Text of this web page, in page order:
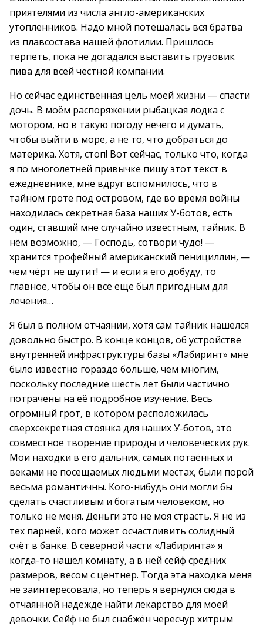
приятелями из числа англо-американских
утопленников. Надо мной потешалась вся братва
из плавсостава нашей флотилии. Пришлось
терпеть, пока не догадался выставить грузовик
пива для всей честной компании.
Но сейчас единственная цель моей жизни — спасти
дочь. В моём распоряжении рыбацкая лодка с
мотором, но в такую погоду нечего и думать,
чтобы выйти в море, а не то, что добраться до
материка. Хотя, стоп! Вот сейчас, только что, когда
я по многолетней привычке пишу этот текст в
ежедневнике, мне вдруг вспомнилось, что в
тайном гроте под островом, где во время войны
находилась секретная база наших У-ботов, есть
один, ставший мне случайно известным, тайник. В
нём возможно, — Господь, сотвори чудо! —
хранится трофейный американский пенициллин, —
чем чёрт не шутит! — и если я его добуду, то
главное, чтобы он всё ещё был пригодным для
лечения…
Я был в полном отчаянии, хотя сам тайник нашёлся
довольно быстро. В конце концов, об устройстве
внутренней инфраструктуры базы «Лабиринт» мне
было известно гораздо больше, чем многим,
поскольку последние шесть лет были частично
потрачены на её подробное изучение. Весь
огромный грот, в котором расположилась
сверхсекретная стоянка для наших У-ботов, это
совместное творение природы и человеческих рук.
Мои находки в его дальних, самых потаённых и
веками не посещаемых людьми местах, были порой
весьма романтичны. Кого-нибудь они могли бы
сделать счастливым и богатым человеком, но
только не меня. Деньги это не моя страсть. Я не из
тех парней, кого может осчастливить солидный
счёт в банке. В северной части «Лабиринта» я
когда-то нашёл комнату, а в ней сейф средних
размеров, весом с центнер. Тогда эта находка меня
не заинтересовала, но теперь я вернулся сюда в
отчаянной надежде найти лекарство для моей
девочки. Сейф не был снабжён чересчур хитрым